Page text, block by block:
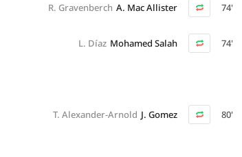
74'
A. Mac Allister
R. Gravenberch
74'
Mohamed Salah
L. Díaz
80'
J. Gomez
T. Alexander-Arnold